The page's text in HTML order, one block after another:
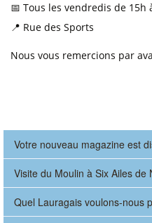
📅 Tous les vendredis de 15h
📍 Rue des Sports
Nous vous remercions par
Votre nouveau magazine est
Visite du Moulin à Six Ailes de
Quel Lauragais voulons-nous